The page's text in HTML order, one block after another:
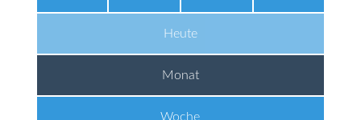
Heute
Monat
Woche